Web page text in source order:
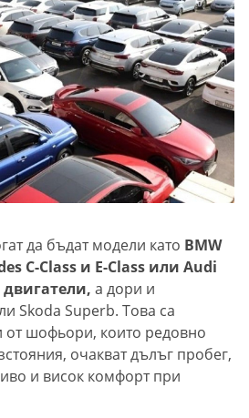
да бъдат модели като BMW
C-Class и E-Class или Audi
двигатели, а дори и
Skoda Superb. Това са
шофьори, които редовно
очакват дълъг пробег,
и висок комфорт при